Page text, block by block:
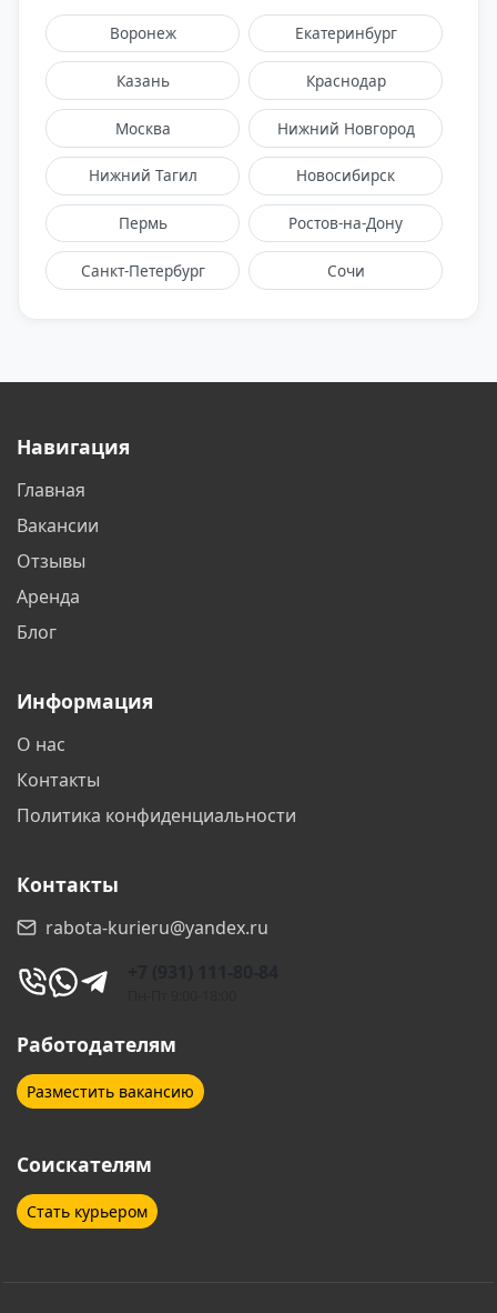
Воронеж Екатеринбург
Казань Краснодар
Москва Нижний Новгород
Нижний Тагил Новосибирск
Пермь Ростов-на-Дону
Санкт-Петербург Сочи
Навигация
Главная
Вакансии
Отзывы
Аренда
Блог
Информация
О нас
Контакты
Политика конфиденциальности
Контакты
rabota-kurieru@yandex.ru
Работодателям
Разместить вакансию
Соискателям
Стать курьером